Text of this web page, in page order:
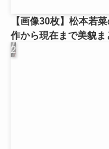
【画像30枚】松本若
作から現在まで美貌ま